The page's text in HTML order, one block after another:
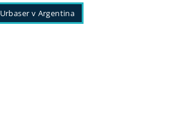
Urbaser v Argentina